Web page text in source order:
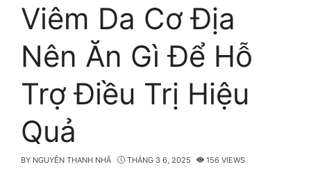
Viêm Da Cơ Địa
Nên Ăn Gì Để Hỗ
Trợ Điều Trị Hiệu
Quả
BY NGUYỄN THANH NHÃ THÁNG 3 6, 2025 156 VIEWS